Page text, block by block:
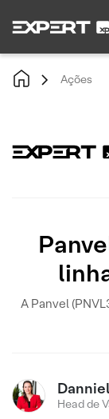
Ações
A Panvel
Head de